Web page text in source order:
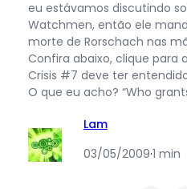
eu estávamos discutindo
Watchmen, então ele
morte de Rorschach nas
Confira abaixo, clique para
Crisis #7 deve ter
O que eu acho? “Who
Lam
03/05/2009·1 min